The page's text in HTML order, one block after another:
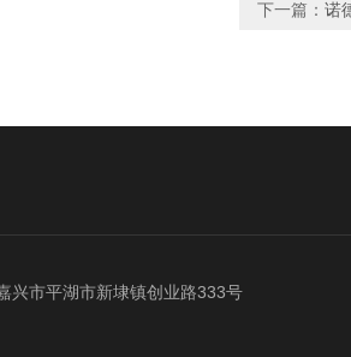
下一篇： 诺
兴市平湖市新埭镇创业路333号